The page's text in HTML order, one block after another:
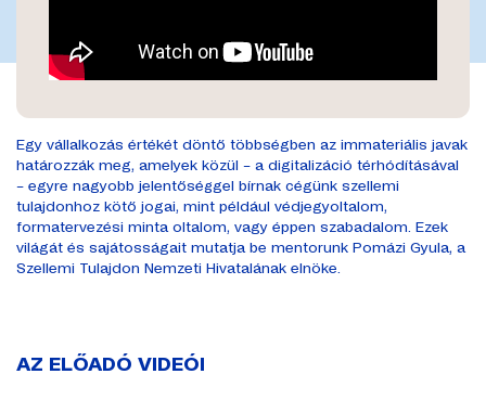
Egy vállalkozás értékét döntő többségben az immateriális javak
határozzák meg, amelyek közül – a digitalizáció térhódításával
– egyre nagyobb jelentőséggel bírnak cégünk szellemi
tulajdonhoz kötő jogai, mint például védjegyoltalom,
formatervezési minta oltalom, vagy éppen szabadalom. Ezek
világát és sajátosságait mutatja be mentorunk Pomázi Gyula, a
Szellemi Tulajdon Nemzeti Hivatalának elnöke.
AZ ELŐADÓ VIDEÓI